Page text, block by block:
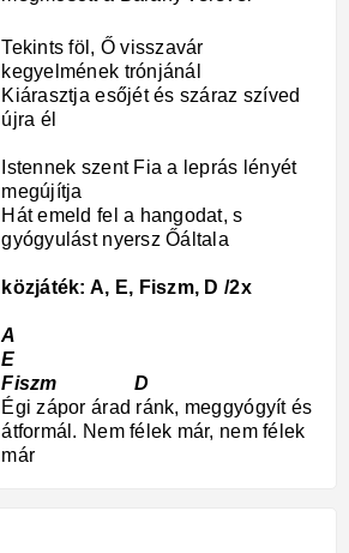
Tekints föl, Ő visszavár
kegyelmének trónjánál
Kiárasztja esőjét és száraz szíved
újra él
Istennek szent Fia a leprás lényét
megújítja
Hát emeld fel a hangodat, s
gyógyulást nyersz Őáltala
közjáték: A, E, Fiszm, D /2x
A
E
Fiszm D
Égi zápor árad ránk, meggyógyít és
átformál. Nem félek már, nem félek
már